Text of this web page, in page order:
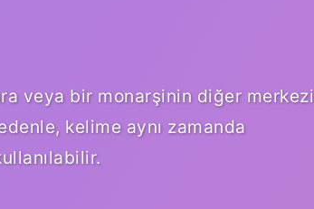
veya bir monarşinin diğer merkezi
kelime aynı zamanda